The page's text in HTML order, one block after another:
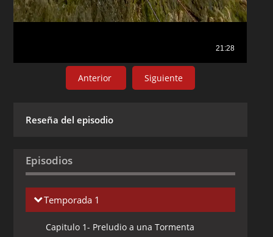
Anterior Siguiente
Reseña del episodio
Episodios
Temporada 1
Capitulo 1- Preludio a una Tormenta